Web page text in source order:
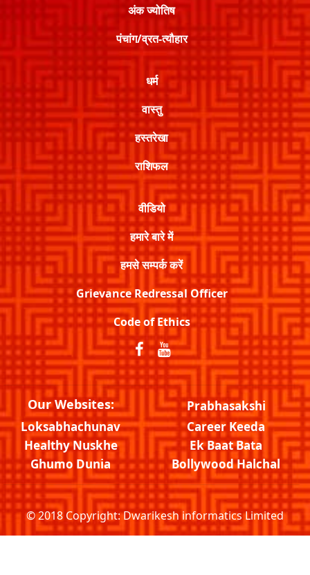
अंक ज्योतिष
पंचांग/व्रत-त्यौहार
धर्म
वास्तु
हस्तरेखा
राशिफल
वीडियो
हमारे बारे में
हमसे सम्पर्क करें
Grievance Redressal Officer
Code of Ethics
Our Websites:
Prabhasakshi
Loksabhachunav
Career Keeda
Healthy Nuskhe
Ek Baat Bata
Ghumo Dunia
Bollywood Halchal
© 2018 Copyright:Dwarikesh informatics Limited